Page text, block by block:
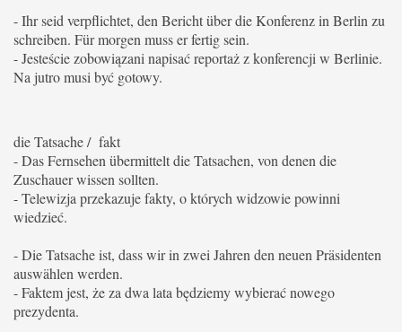
- Ihr seid verpflichtet, den Bericht über die Konferenz in Berlin zu
schreiben. Für morgen muss er fertig sein.
- Jesteście zobowiązani napisać reportaż z konferencji w Berlinie.
Na jutro musi być gotowy.
die Tatsache / fakt
- Das Fernsehen übermittelt die Tatsachen, von denen die
Zuschauer wissen sollten.
- Telewizja przekazuje fakty, o których widzowie powinni
wiedzieć.
- Die Tatsache ist, dass wir in zwei Jahren den neuen Präsidenten
auswählen werden.
- Faktem jest, że za dwa lata będziemy wybierać nowego
prezydenta.